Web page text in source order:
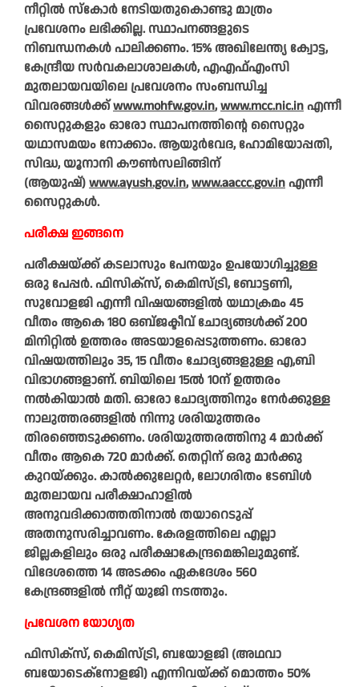
നീറ്റിൽ സ്കോർ നേടിയതുകൊണ്ടു മാത്രം
പ്രവേശനം ലഭിക്കില്ല. സ്ഥാപനങ്ങളുടെ
നിബന്ധനകൾ പാലിക്കണം. 15% അ‌ഖിലേന്ത്യ ക്വോട്ട,
കേന്ദ്രീയ സർവകലാശാലകൾ, എഎഫ്എംസി
മുതലായവയിലെ പ്രവേശനം സംബന്ധിച്ച
വിവരങ്ങൾക്ക്www.mohfw.gov.in,www.mcc.nic.inഎന്നീ
സൈറ്റുകളും ഓരോ സ്ഥാപനത്തിന്റെ സൈറ്റും
യഥാസമയം നോക്കാം. ആയുർവേദ, ഹോമിയോപ്പതി,
സിദ്ധ, യൂനാനി കൗൺസലിങ്ങിന്
(ആയുഷ്)www.ayush.gov.in,www.aaccc.gov.inഎന്നീ
സൈറ്റുകൾ.
പരീക്ഷ ഇങ്ങനെ
പരീക്ഷയ്ക്ക് കടലാസും പേനയും ഉപയോഗിച്ചുള്ള
ഒരു പേപ്പർ. ഫിസിക്‌സ്, കെമിസ്‌ട്രി, ബോട്ടണി,
സുവോളജി എന്നീ വിഷയങ്ങളിൽ യഥാക്രമം 45
വീതം ആകെ 180 ഒബ്ജക്ടീവ് ചോദ്യങ്ങൾക്ക് 200
മിനിറ്റിൽ ഉത്തരം അടയാളപ്പെടുത്തണം. ഓരോ
വിഷയത്തിലും 35, 15 വീതം ചോദ്യങ്ങളുള്ള എ,ബി
വിഭാഗങ്ങളാണ്. ബിയിലെ 15ൽ 10ന് ഉത്തരം
നൽകിയാൽ മതി. ഓരോ ചോദ്യത്തിനും നേർക്കുള്ള
നാലുത്തരങ്ങളിൽ നിന്നു ശരിയുത്തരം
തിരഞ്ഞെടുക്കണം. ശരിയുത്തരത്തിനു 4 മാർക്ക്
വീതം ആകെ 720 മാർക്ക്. തെറ്റിന് ഒരു മാർക്കു
കുറയ്‌ക്കും. കാൽക്കുലേറ്റർ, ലോഗരിതം ടേബിൾ
മുതലായവ പരീക്ഷാഹാളിൽ
അനുവദിക്കാത്തതിനാൽ തയാറെടുപ്പ്
അതനുസരിച്ചാവണം. കേരളത്തിലെ എല്ലാ
ജില്ലകളിലും ഒരു പരീക്ഷാകേന്ദ്രമെങ്കിലുമുണ്ട്.
വിദേശത്തെ 14 അടക്കം ഏകദേശം 560
കേന്ദ്രങ്ങളിൽ നീറ്റ് യുജി നടത്തും.
പ്രവേശന യോഗ്യത
ഫിസിക്‌സ്, കെമിസ്‌ട്രി, ബയോളജി (അഥവാ
ബയോടെക്‌നോളജി) എന്നിവയ്ക്ക് മൊത്തം 50%